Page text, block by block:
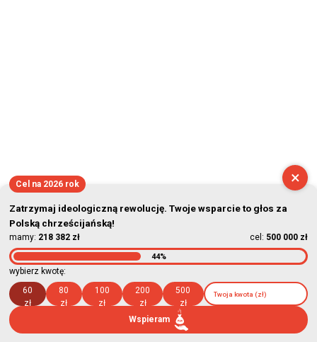
×
Cel na 2026 rok
Zatrzymaj ideologiczną rewolucję. Twoje wsparcie to głos za
Polską chrześcijańską!
mamy: 218 382 zł cel: 500 000 zł
44%
wybierz kwotę:
60
zł
80
zł
100
zł
200
zł
500
zł
Wspieram